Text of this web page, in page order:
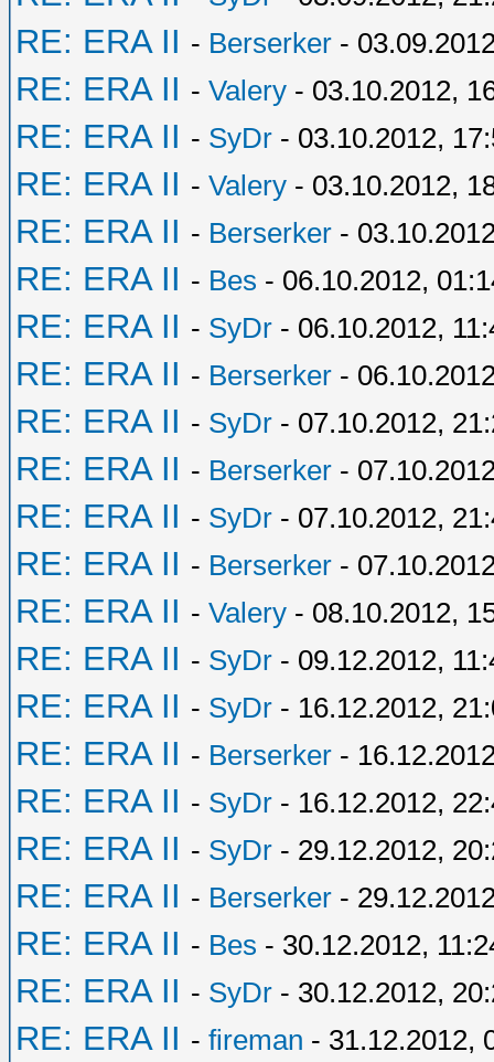
RE: ERA II - Berserker -
RE: ERA II - Valery - 03.10.2012,
RE: ERA II - SyDr - 03.10.2012,
RE: ERA II - Valery - 03.10.2012,
RE: ERA II - Berserker -
RE: ERA II - Bes - 06.10.2012,
RE: ERA II - SyDr - 06.10.2012,
RE: ERA II - Berserker -
RE: ERA II - SyDr - 07.10.2012,
RE: ERA II - Berserker -
RE: ERA II - SyDr - 07.10.2012,
RE: ERA II - Berserker -
RE: ERA II - Valery - 08.10.2012,
RE: ERA II - SyDr - 09.12.2012,
RE: ERA II - SyDr - 16.12.2012,
RE: ERA II - Berserker -
RE: ERA II - SyDr - 16.12.2012,
RE: ERA II - SyDr - 29.12.2012,
RE: ERA II - Berserker -
RE: ERA II - Bes - 30.12.2012,
RE: ERA II - SyDr - 30.12.2012,
RE: ERA II - fireman - 31.12.2012,